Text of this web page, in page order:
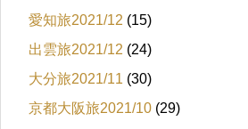
愛知旅2021/12 (15)
出雲旅2021/12 (24)
大分旅2021/11 (30)
京都大阪旅2021/10 (29)